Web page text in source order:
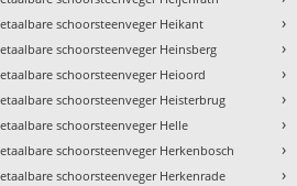
schoorsteenveger Heikant
schoorsteenveger Heinsberg
schoorsteenveger Heioord
schoorsteenveger Heisterbrug
schoorsteenveger Helle
schoorsteenveger Herkenbosch
schoorsteenveger Herkenrade
›
›
›
›
›
›
›